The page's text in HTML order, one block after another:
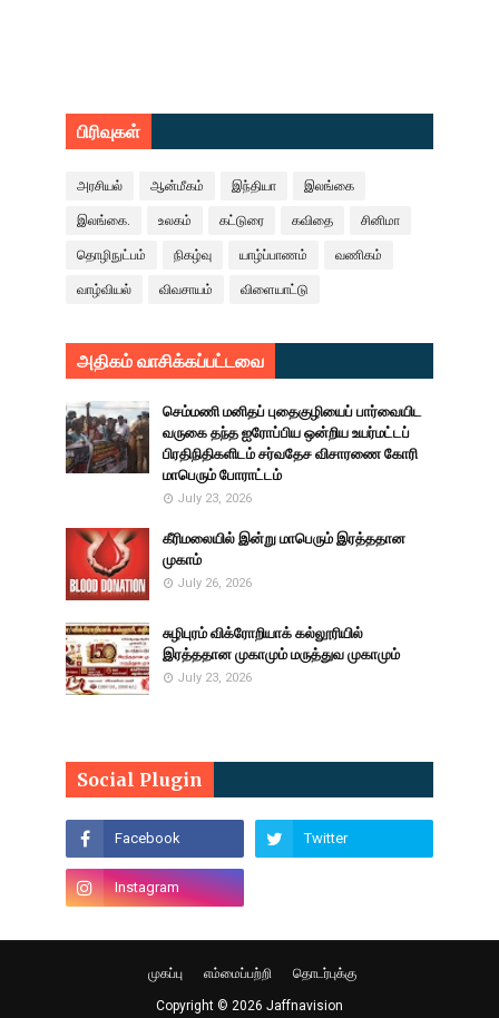
பிரிவுகள்
அரசியல் ஆன்மீகம் இந்தியா இலங்கை
இலங்கை. உலகம் கட்டுரை கவிதை சினிமா
தொழிநுட்பம் நிகழ்வு யாழ்ப்பாணம் வணிகம்
வாழ்வியல் விவசாயம் விளையாட்டு
அதிகம் வாசிக்கப்பட்டவை
செம்மணி மனிதப் புதைகுழியைப் பார்வையிட
வருகை தந்த ஐரோப்பிய ஒன்றிய உயர்மட்டப்
பிரதிநிதிகளிடம் சர்வதேச விசாரணை கோரி
மாபெரும் போராட்டம்
July 23, 2026
கீரிமலையில் இன்று மாபெரும் இரத்ததான
முகாம்
July 26, 2026
சுழிபுரம் விக்ரோறியாக் கல்லூரியில்
இரத்ததான முகாமும் மருத்துவ முகாமும்
July 23, 2026
Social Plugin
முகப்பு எம்மைப்பற்றி தொடர்புக்கு
Copyright © 2026 Jaffnavision